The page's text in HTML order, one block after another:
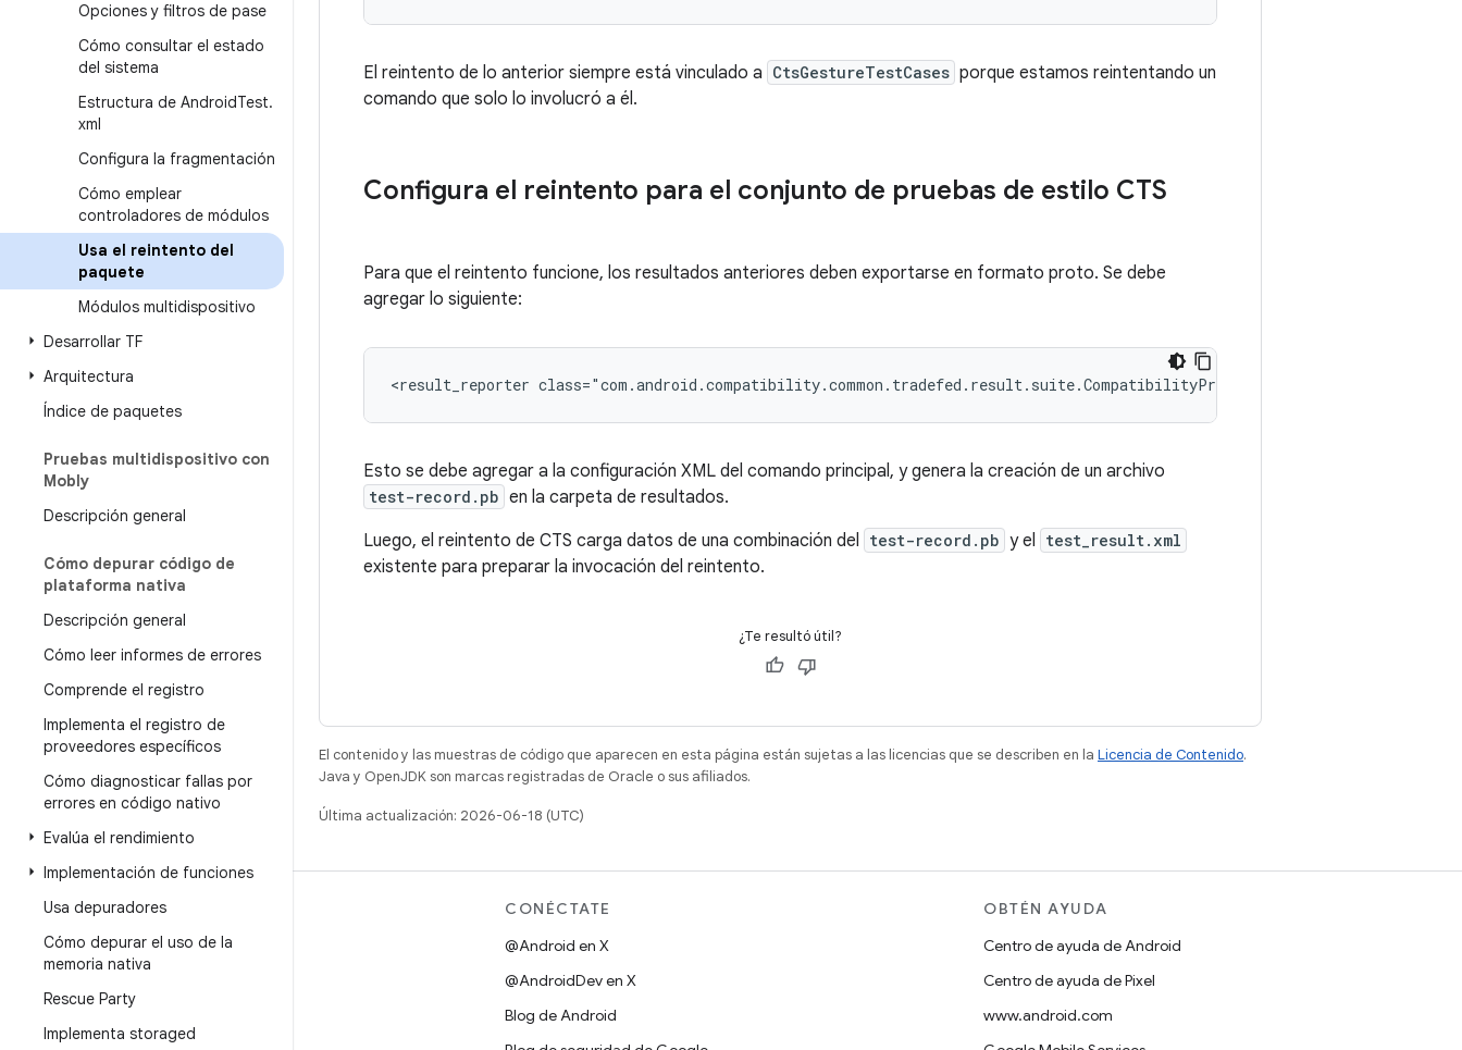
Opciones y filtros de pase
Cómo consultar el estado
del sistema
Estructura de AndroidTest.
xml
Configura la fragmentación
Cómo emplear
controladores de módulos
Usa el reintento del
paquete
Módulos multidispositivo
Desarrollar TF
Arquitectura
Índice de paquetes
Pruebas multidispositivo con
Mobly
Descripción general
Cómo depurar código de
plataforma nativa
Descripción general
Cómo leer informes de errores
Comprende el registro
Implementa el registro de
proveedores específicos
Cómo diagnosticar fallas por
errores en código nativo
Evalúa el rendimiento
Implementación de funciones
Usa depuradores
Cómo depurar el uso de la
memoria nativa
Rescue Party
Implementa storaged
El reintento de lo anterior siempre está vinculado a CtsGestureTestCases porque estamos reintentando un
comando que solo lo involucró a él.
Configura el reintento para el conjunto de pruebas de estilo CTS
Para que el reintento funcione, los resultados anteriores deben exportarse en formato proto. Se debe
agregar lo siguiente:
<result_reporter class="com.android.compatibility.common.tradefed.result.suite.CompatibilityProtoResultReporter"
Esto se debe agregar a la configuración XML del comando principal, y genera la creación de un archivo
test-record.pb en la carpeta de resultados.
Luego, el reintento de CTS carga datos de una combinación del test-record.pb y el test_result.xml
existente para preparar la invocación del reintento.
¿Te resultó útil?
El contenido y las muestras de código que aparecen en esta página están sujetas a las licencias que se describen en la Licencia de Contenido.
Java y OpenJDK son marcas registradas de Oracle o sus afiliados.
Última actualización: 2026-06-18 (UTC)
COMPILACIÓN
Repositorio de Android
CONÉCTATE
@Android en X
@AndroidDev en X
Blog de Android
OBTÉN AYUDA
Centro de ayuda de Android
Centro de ayuda de Pixel
www.android.com